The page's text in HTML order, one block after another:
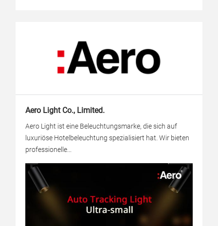
Aero Light Co., Limited.
Aero Light ist eine Beleuchtungsmarke, die sich auf
luxuriöse Hotelbeleuchtung spezialisiert hat. Wir bieten
professionelle...